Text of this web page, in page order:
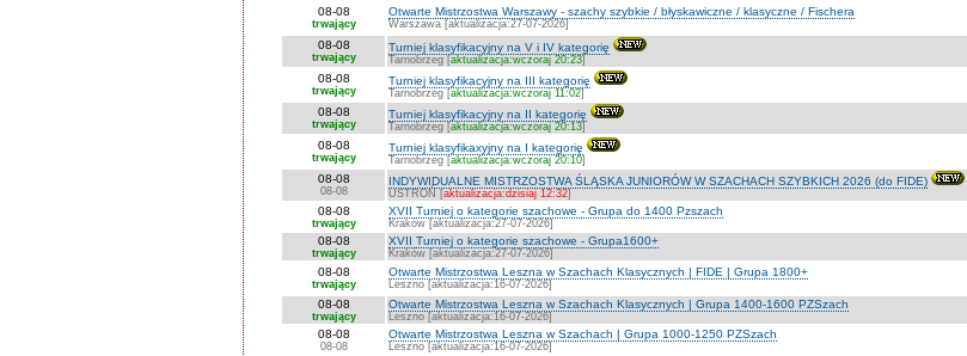
08-08
trwający
Otwarte Mistrzostwa Warszawy - szachy szybkie / błyskawiczne / klasyczne / Fischera
Warszawa [aktualizacja:27-07-2026]
08-08
trwający
Turniej klasyfikacyjny na V i IV kategorię
Tarnobrzeg [aktualizacja:wczoraj 20:23]
08-08
trwający
Turniej klasyfikacyjny na III kategorię
Tarnobrzeg [aktualizacja:wczoraj 11:02]
08-08
trwający
Turniej klasyfikacyjny na II kategorię
Tarnobrzeg [aktualizacja:wczoraj 20:13]
08-08
trwający
Turniej klasyfikaxyjny na I kategorię
Tarnobrzeg [aktualizacja:wczoraj 20:10]
08-08
08-08
INDYWIDUALNE MISTRZOSTWA ŚLĄSKA JUNIORÓW W SZACHACH SZYBKICH 2026 (do FIDE)
USTROŃ [aktualizacja:dzisiaj 12:32]
08-08
trwający
XVII Turniej o kategorie szachowe - Grupa do 1400 Pzszach
Kraków [aktualizacja:27-07-2026]
08-08
trwający
XVII Turniej o kategorie szachowe - Grupa1600+
Kraków [aktualizacja:27-07-2026]
08-08
trwający
Otwarte Mistrzostwa Leszna w Szachach Klasycznych | FIDE | Grupa 1800+
Leszno [aktualizacja:16-07-2026]
08-08
trwający
Otwarte Mistrzostwa Leszna w Szachach Klasycznych | Grupa 1400-1600 PZSzach
Leszno [aktualizacja:16-07-2026]
08-08
08-08
Otwarte Mistrzostwa Leszna w Szachach | Grupa 1000-1250 PZSzach
Leszno [aktualizacja:16-07-2026]